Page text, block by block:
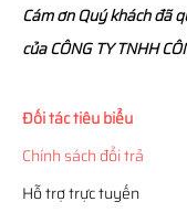
Cám ơn Quý khách đã
của CÔNG TY TNHH
Đối tác tiêu biểu
Chính sách đổi trả
Hỗ trợ trực tuyến